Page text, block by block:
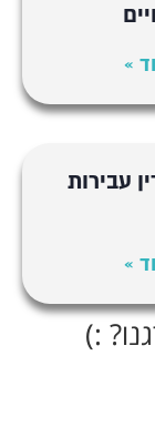
»
עבירות
»
:)